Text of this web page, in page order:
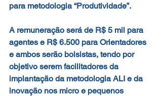
para metodologia “Produtividade”.
A remuneração será de R$ 5 mil para
agentes e R$ 6.500 para Orientadores
e ambos serão bolsistas, tendo por
objetivo serem facilitadores da
implantação da metodologia ALI e da
inovação nos micro e pequenos